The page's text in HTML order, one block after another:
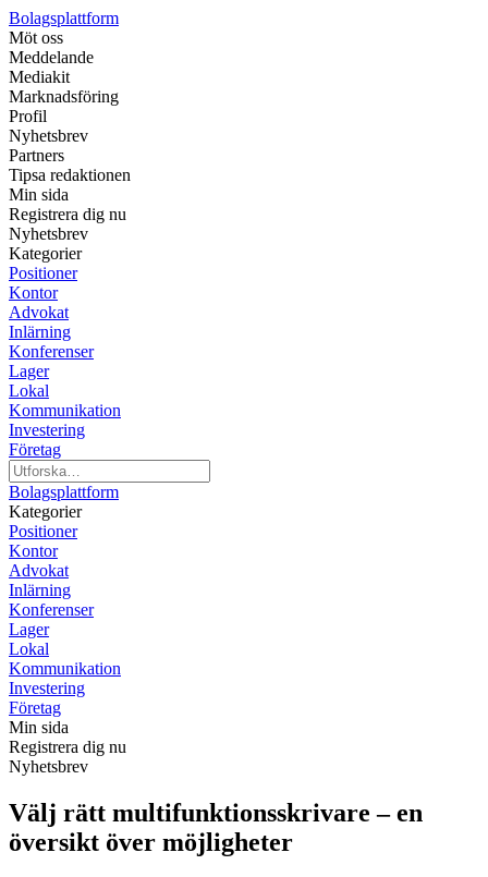
Bolagsplattform
Möt oss
Meddelande
Mediakit
Marknadsföring
Profil
Nyhetsbrev
Partners
Tipsa redaktionen
Min sida
Registrera dig nu
Nyhetsbrev
Kategorier
Positioner
Kontor
Advokat
Inlärning
Konferenser
Lager
Lokal
Kommunikation
Investering
Företag
Bolagsplattform
Kategorier
Positioner
Kontor
Advokat
Inlärning
Konferenser
Lager
Lokal
Kommunikation
Investering
Företag
Min sida
Registrera dig nu
Nyhetsbrev
Välj rätt multifunktionsskrivare – en
översikt över möjligheter